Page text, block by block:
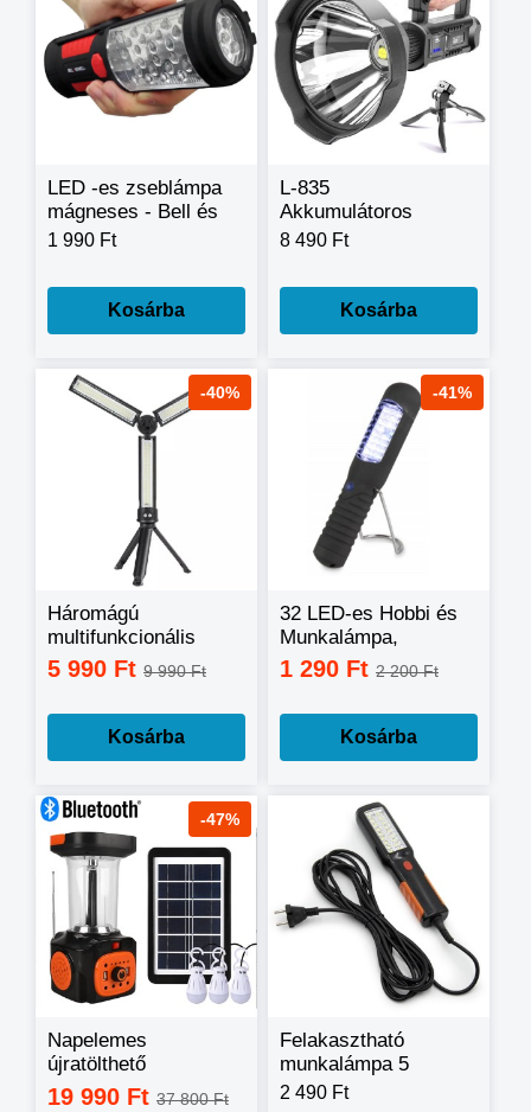
LED -es zseblámpa
mágneses - Bell és
Howell Torch Lite -
1 990 Ft
Kosárba
L-835
Akkumulátoros
multifunkciós
8 490 Ft
Kosárba
-40%
Háromágú
multifunkcionális
LED lámpa,
munkalámpa
5 990 Ft 9 990 Ft
Kosárba
-41%
32 LED-es Hobbi és
Munkalámpa,
Szerelólámpa K14
1 290 Ft 2 200 Ft
Kosárba
-47%
Napelemes
újratölthető
kempinglámparendszer
19 990 Ft 37 800 Ft
Felakasztható
munkalámpa 5
méteres hálózati
2 490 Ft